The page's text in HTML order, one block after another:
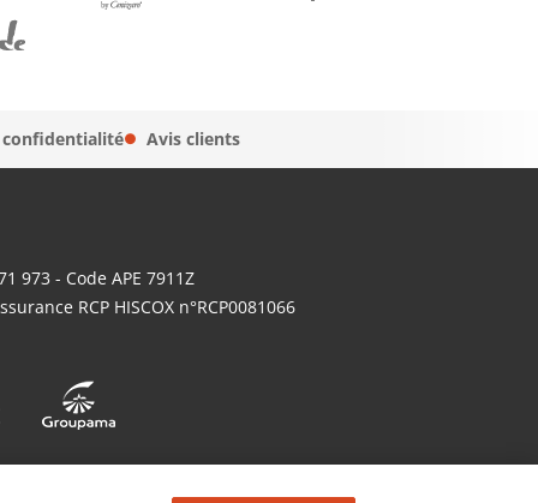
confidentialité Avis clients
973 - Code APE 7911Z
RCP HISCOX n°RCP0081066